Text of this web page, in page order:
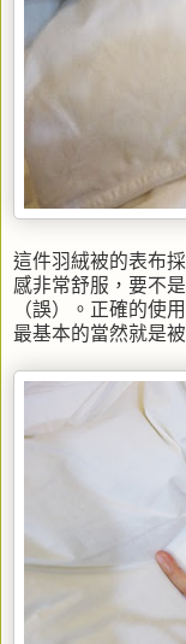
這件羽絨被的表布
感非常舒服，要不
（誤）。正確的使
最基本的當然就是